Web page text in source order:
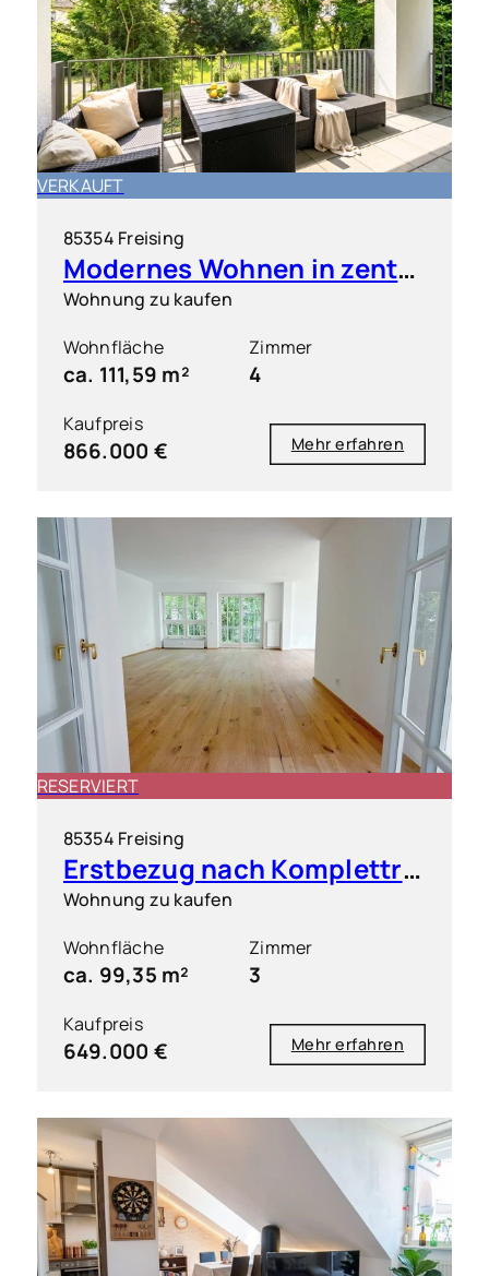
VERKAUFT
85354 Freising
Modernes Wohnen in zentraler Bestlage von Freising inkl. 2 TG-Stellplätze
Wohnung zu kaufen
Wohnfläche
ca. 111,59 m²
Zimmer
4
Kaufpreis
866.000 € Mehr erfahren
RESERVIERT
85354 Freising
Erstbezug nach Komplettrenovierung: Elegante 3 Zimmer Wohnung in zentrumsnaher Lage
Wohnung zu kaufen
Wohnfläche
ca. 99,35 m²
Zimmer
3
Kaufpreis
649.000 € Mehr erfahren